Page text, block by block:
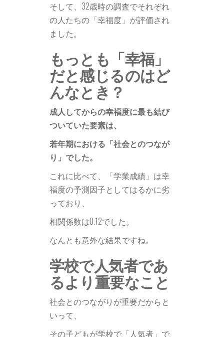
そして、32歳時の調査でそれぞれ
の人たちの「幸福度」が評価され
ました。
もっとも「幸福」
だと感じるのはど
んなとき？
成人してからの幸福度に最も結び
ついていた要素は、
若年期における「社会とのつなが
り」でした。
これに比べて、「学業成績」は幸
福度の予測因子としてはるかに劣
っており、
相関係数は0.12でした。
なんとも意外な結果ですね。
学校で人気者であ
るより重要なこと
社会とのつながり が重要だからと
いって、
その子どもが学校で「人気者」で